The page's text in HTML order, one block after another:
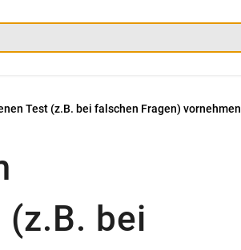
Test (z.B. bei falschen Fragen) vornehmen
(z.B. bei